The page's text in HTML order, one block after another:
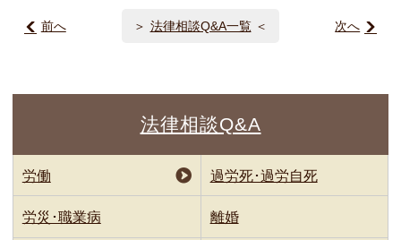
前へ 法律相談Q&A一覧 次へ
法律相談Q&A
労働 過労死･過労自死
労災･職業病 離婚